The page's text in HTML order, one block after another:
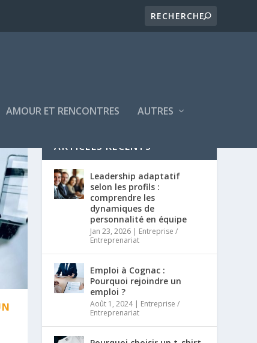
AMOUR ET RENCONTRES AUTRES
ARTICLES RÉCENTS
Leadership adaptatif
selon les profils :
comprendre les
dynamiques de
personnalité en équipe
Jan 23, 2026 | Entreprise /
Entreprenariat
Emploi à Cognac :
Pourquoi rejoindre un
emploi ?
Août 1, 2024| Entreprise /
Entreprenariat